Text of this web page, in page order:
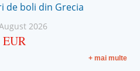
de boli din Grecia
2026
EUR
+ mai multe